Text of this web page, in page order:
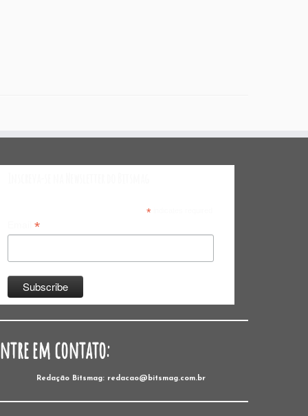
*indicates required
*
em contato:
Redação Bitsmag: redacao@bitsmag.com.br